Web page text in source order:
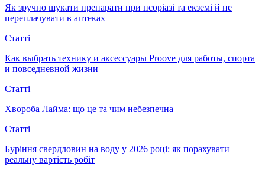
Як зручно шукати препарати при псоріазі та екземі й не
переплачувати в аптеках
Статті
Как выбрать технику и аксессуары Proove для работы, спорта
и повседневной жизни
Статті
Хвороба Лайма: що це та чим небезпечна
Статті
Буріння свердловин на воду у 2026 році: як порахувати
реальну вартість робіт